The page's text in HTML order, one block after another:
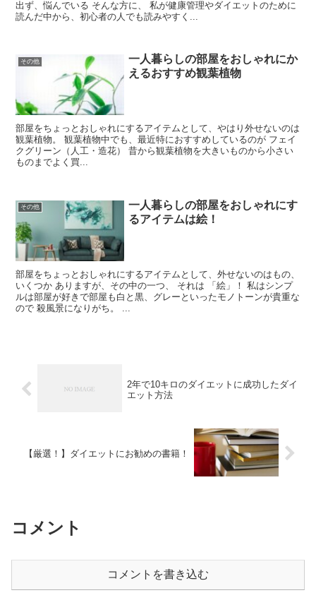
出ず、悩んでいる そんな方に、 私が健康管理やダイエットのために
読んだ中から、初心者の人でも読みやすく...
その他
一人暮らしの部屋をおしゃれにか
えるおすすめ観葉植物
部屋をちょっとおしゃれにするアイテムとして、やはり外せないのは
観葉植物。 観葉植物中でも、最近特におすすめしているのが フェイ
クグリーン（人工・造花） 昔から観葉植物を大きいものから小さい
ものまでよく買...
その他
一人暮らしの部屋をおしゃれにす
るアイテムは絵！
部屋をちょっとおしゃれにするアイテムとして、外せないのはもの、
いくつか ありますが、その中の一つ、 それは 「絵」！ 私はシンプ
ルは部屋が好きで部屋も白と黒、グレーといったモノトーンが貴重な
ので 殺風景になりがち。 ...
2年で10キロのダイエットに成功したダイ
エット方法
【厳選！】ダイエットにお勧めの書籍！
コメント
コメントを書き込む